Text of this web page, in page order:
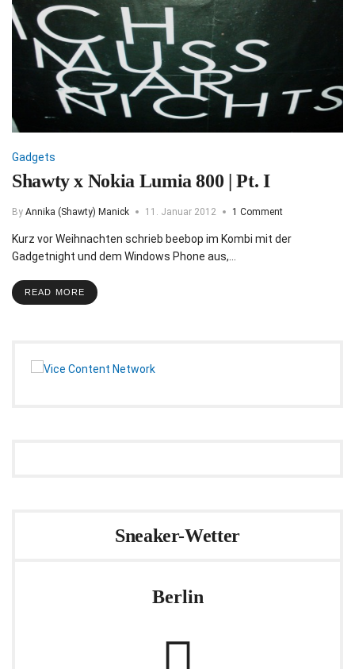
Gadgets
Shawty x Nokia Lumia 800 | Pt. I
By Annika (Shawty) Manick 11. Januar 2012 1 Comment
Kurz vor Weihnachten schrieb beebop im Kombi mit der
Gadgetnight und dem Windows Phone aus,…
READ MORE
Sneaker-Wetter
Berlin